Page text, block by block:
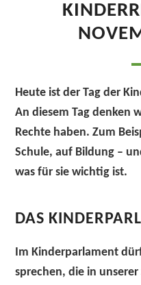
Heute ist derTag der
An diesem Tag denken
Rechte haben. Zum
Schule, auf Bildung –
was für sie wichtig ist.
DAS
ImKinderparlament
sprechen, die in